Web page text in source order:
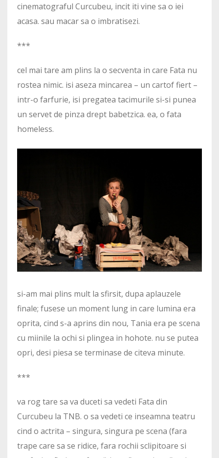
cinematograful Curcubeu, incit iti vine sa o iei
acasa. sau macar sa o imbratisezi.
***
cel mai tare am plins la o secventa in care Fata nu
rostea nimic. isi aseza mincarea – un cartof fiert –
intr-o farfurie, isi pregatea tacimurile si-si punea
un servet de pinza drept babetzica. ea, o fata
homeless.
si-am mai plins mult la sfirsit, dupa aplauzele
finale; fusese un moment lung in care lumina era
oprita, cind s-a aprins din nou, Tania era pe scena
cu miinile la ochi si plingea in hohote. nu se putea
opri, desi piesa se terminase de citeva minute.
***
va rog tare sa va duceti sa vedeti Fata din
Curcubeu la TNB. o sa vedeti ce inseamna teatru
cind o actrita – singura, singura pe scena (fara
trape care sa se ridice, fara rochii sclipitoare si